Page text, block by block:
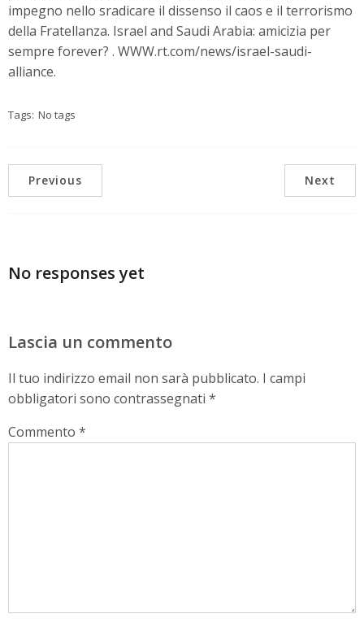
impegno nello sradicare il dissenso il caos e il terrorismo
della Fratellanza. Israel and Saudi Arabia: amicizia per
sempre forever? . WWW.rt.com/news/israel-saudi-
alliance.
Tags: No tags
Previous Next
No responses yet
Lascia un commento
Il tuo indirizzo email non sarà pubblicato. I campi
obbligatori sono contrassegnati *
Commento *